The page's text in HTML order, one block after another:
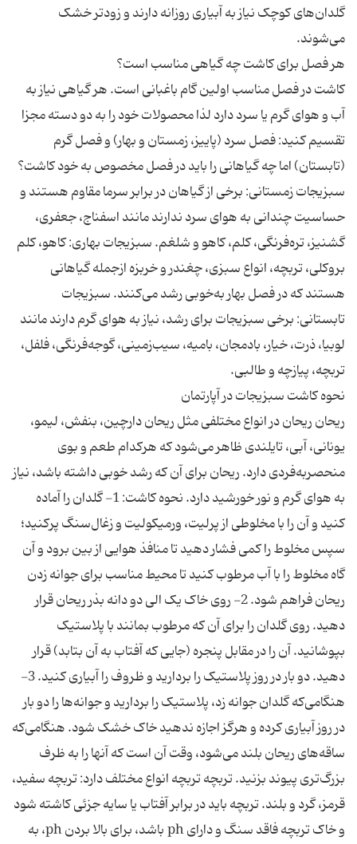
گلدان‌های کوچک نیاز به آبیاری روزانه دارند و زودتر خشک
کاشت در فصل مناسب اولین گام باغبانی است. هر گیاهی نیاز به
آب‌ و هوای گرم یا سرد دارد لذا محصولات خود را به دو دسته مجزا
تقسیم کنید: فصل سرد (پاییز، زمستان و بهار) و فصل گرم
(تابستان) اما چه گیاهانی را باید در فصل مخصوص به خود کاشت؟
سبزیجات زمستانی: برخی از گیاهان در برابر سرما مقاوم هستند و
حساسیت چندانی به هوای سرد ندارند مانند اسفناج، جعفری،
گشنیز، تره‌فرنگی، کلم، کاهو و شلغم. سبزیجات بهاری: کاهو، کلم
بروکلی، تربچه، انواع سبزی، چغندر و خربزه ازجمله گیاهانی
هستند که در فصل بهار به‌خوبی رشد می‌کنند. سبزیجات
تابستانی: برخی سبزیجات برای رشد، نیاز به هوای گرم دارند مانند
لوبیا، ذرت، خیار، بادمجان، بامیه، سیب‌زمینی، گوجه‌فرنگی، فلفل،
ریحان ریحان در انواع مختلفی مثل ریحان دارچین، بنفش، لیمو،
یونانی، آبی، تایلندی ظاهر می‌شود که هرکدام طعم و بوی
منحصربه‌فردی دارد. ریحان برای آن که رشد خوبی داشته باشد، نیاز
به هوای گرم و نور خورشید دارد. نحوه کاشت: 1- گلدان را آماده
کنید و آن را با مخلوطی از پرلیت، ورمیکولیت و زغال‌سنگ پرکنید؛
سپس مخلوط را کمی فشار دهید تا منافذ هوایی از بین برود و آن
گاه مخلوط را با آب مرطوب کنید تا محیط مناسب برای جوانه زدن
ریحان فراهم شود. 2- روی خاک یک الی دو دانه بذر ریحان قرار
دهید. روی گلدان را برای آن که مرطوب بمانند با پلاستیک
بپوشانید. آن را در مقابل پنجره (جایی که آفتاب به آن بتابد) قرار
دهید. دو بار در روز پلاستیک را بردارید و ظروف را آبیاری کنید. 3-
هنگامی‌که گلدان جوانه زد، پلاستیک را بردارید و جوانه‌ها را دو بار
در روز آبیاری کرده و هرگز اجازه ندهید خاک خشک شود. هنگامی‌که
ساقه‌های ریحان بلند می‌شود، وقت آن است که آنها را به ظرف
بزرگ‌تری پیوند بزنید. تربچه تربچه انواع مختلف دارد: تربچه سفید،
قرمز، گرد و بلند. تربچه باید در برابر آفتاب یا سایه جزئی کاشته شود
و خاک تربچه فاقد سنگ و دارای ph باشد، برای بالا بردن ph، به